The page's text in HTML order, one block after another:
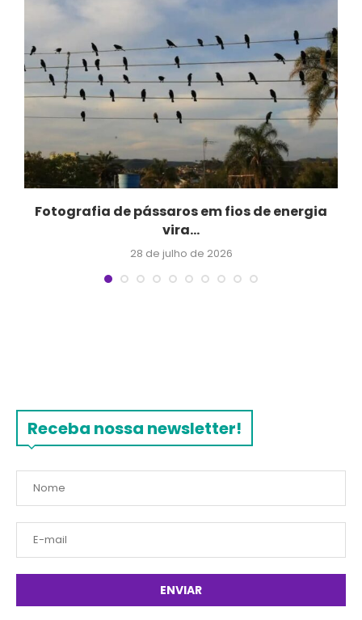
Fotografia de pássaros em fios de energia
vira...
28 de julho de 2026
Receba nossa newsletter!